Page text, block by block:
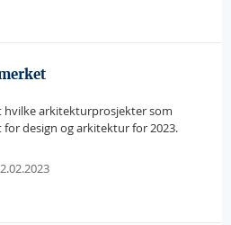
hvilke arkitekturprosjekter som
design og arkitektur for 2023.